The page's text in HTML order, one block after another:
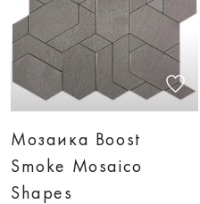
Мозаика Boost
Smoke Mosaico
Shapes